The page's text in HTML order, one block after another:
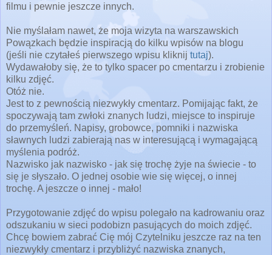
filmu i pewnie jeszcze innych.
Nie myślałam nawet, że moja wizyta na warszawskich
Powązkach będzie inspiracją do kilku wpisów na blogu
(jeśli nie czytałeś pierwszego wpisu kliknij tutaj).
Wydawałoby się, że to tylko spacer po cmentarzu i zrobienie
kilku zdjęć.
Otóż nie.
Jest to z pewnością niezwykły cmentarz. Pomijając fakt, że
spoczywają tam zwłoki znanych ludzi, miejsce to inspiruje
do przemyśleń. Napisy, grobowce, pomniki i nazwiska
sławnych ludzi zabierają nas w interesującą i wymagającą
myślenia podróż.
Nazwisko jak nazwisko - jak się trochę żyje na świecie - to
się je słyszało. O jednej osobie wie się więcej, o innej
trochę. A jeszcze o innej - mało!
Przygotowanie zdjęć do wpisu polegało na kadrowaniu oraz
odszukaniu w sieci podobizn pasujących do moich zdjęć.
Chcę bowiem zabrać Cię mój Czytelniku jeszcze raz na ten
niezwykły cmentarz i przybliżyć nazwiska znanych,